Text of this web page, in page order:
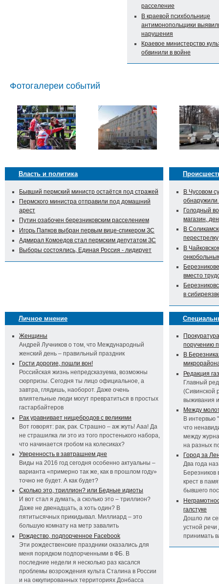
расселение
В краевой психбольнице
антимонопольщики
нарушения
Краевое министерство
обвинили в войне
Фотогалереи событий
Власть и политика
Бывший пермский министр остаётся под стражей
Пермского министра отправили под домашний
арест
Путин озабочен березниковским расселением
Игорь Папков выбран первым вице-спикером ЗС
Адмирал Комоедов стал пермским депутатом ЗС
Выборы состоялись, Единая Россия - лидирует
В Чусовом
Голодный
магазин,
В
перестрелку
В
вместо
в
Личное мнение
Женщины
Андрей Лучников о том, что Международный
женский день – правильный праздник
Гости дорогие, пошли вон!
Российская жизнь непредсказуема, возможны
сюрпризы. Сегодня ты лицо официальное, а
завтра, глядишь, наоборот. Даже очень
влиятельные люди могут превратиться в простых
гастарбайтеров
Рак уравнивает нищебродов с великими
Вот говорят: рак, рак. Страшно – аж жуть! Ааа! Да
не страшилка ли это из того простенького набора,
что начинается гробом на колесиках?
Уверенность в завтрашнем дне
Виды на 2016 год сегодня особенно актуальны –
варианта «примерно так же, как в прошлом году»
точно не будет. А как будет?
Сколько это, триллион? или Бедные идиоты
И вот стал я думать, а сколько это – триллион?
Даже не двенадцать, а хоть один? В
пятитысячных прикидывал. Миллиард – это
большую комнату на метр завалить
Рождество, подпорченное Facebook
Эти рождественские праздники оказались для
меня порядком подпорченными в ФБ. В
последние недели я несколько раз касался
проблемы возрождения культа Сталина в России
и на оккупированных территориях Донбасса
поручению
В
Редакция
Главный
(Сивинской
выживания
Между
В интервью
что
между
на разных
Город за
Два года
Березников
крест в
бывшего
галстуке
Дошло ли
устной речи
принимать